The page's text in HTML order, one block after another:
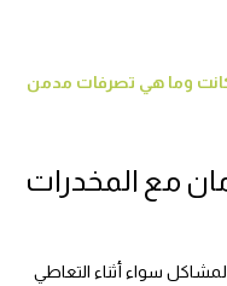
وما هي تصرفات مدمن
مع المخدرات
سواء أثناء التعاطي